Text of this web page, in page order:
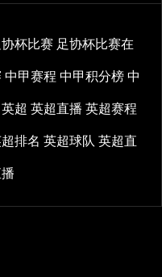
协杯比赛 足协杯比赛在
中甲赛程 中甲积分榜 中
英超 英超直播 英超赛程
排名 英超球队 英超直